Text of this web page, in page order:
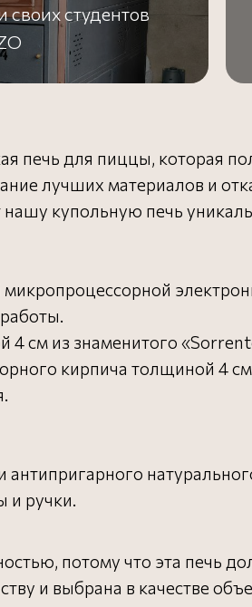
своих студентов
печь для пиццы, которая
лучших материалов и
купольную печь
4 см из знаменитого
кирпича толщиной 4
и ручки.
потому что эта печь
и выбрана в качестве